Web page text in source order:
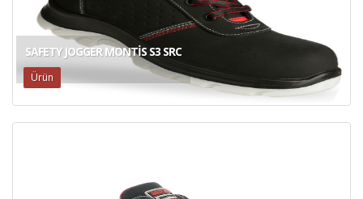
SAFETY JOGGER MONTIS S3 SRC
Ürün